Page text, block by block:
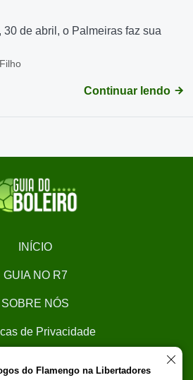
30 de abril, o Palmeiras faz sua
Continuar lendo
INÍCIO
GUIA NO R7
SOBRE NÓS
de Privacidade
do Flamengo na Libertadores